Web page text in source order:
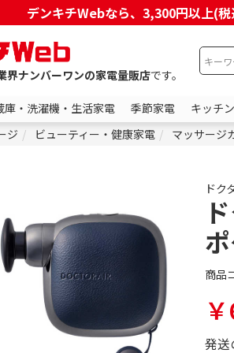
デンキチWebなら、3,300円以上(
界ナンバーワンの家電量販店です。
庫・洗濯機・生活家電 季節家電
キッチ
ジ ビューティー・健康家電 マッサージ
ドク
商品
発送